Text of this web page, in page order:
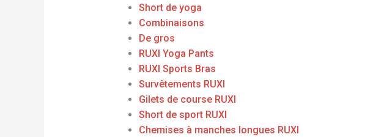
Short de yoga
Combinaisons
De gros
RUXI Yoga Pants
RUXI Sports Bras
Survêtements RUXI
Gilets de course RUXI
Short de sport RUXI
Chemises à manches longues RUXI